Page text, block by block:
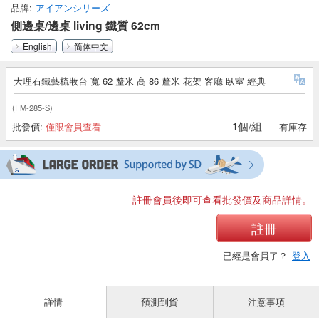
品牌 アイアンシリーズ
側邊桌/邊桌 living 鐵質 62cm
English 简体中文
大理石鐵藝梳妝台 寬 62 釐米 高 86 釐米 花架 客廳 臥室 經典
(FM-285-S)
批發價: 僅限會員查看 1個/組 有庫存
註冊會員後即可查看批發價及商品詳情。
註冊
已經是會員了？ 登入
詳情 預測到貨 注意事項